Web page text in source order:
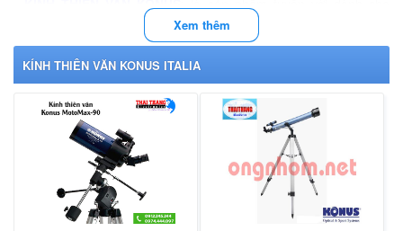
những người đam mê không gian vũ trụ và những nhà thiên văn
Xem thêm
KÍNH THIÊN VĂN KONUS ITALIA